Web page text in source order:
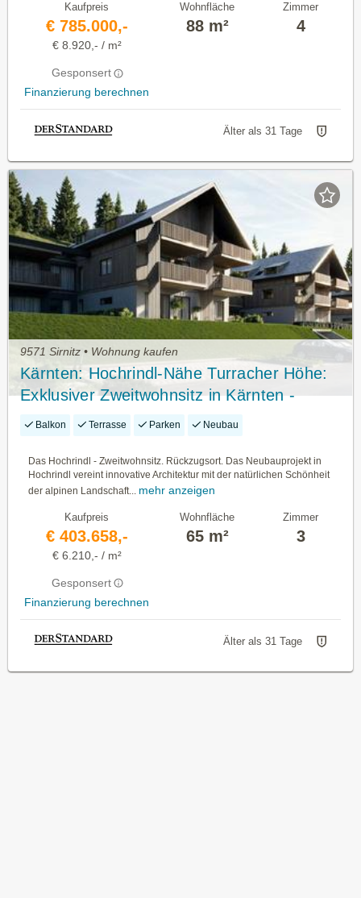
Kaufpreis
€ 785.000,-
€ 8.920,- / m²
Gesponsert
Finanzierung berechnen
Wohnfläche
88 m²
Zimmer
4
Älter als 31 Tage
9571 Sirnitz • Wohnung kaufen
Kärnten: Hochrindl-Nähe Turracher Höhe:
Exklusiver Zweitwohnsitz in Kärnten -
Schneesicher auf 1.600 M Seehöhe!
Balkon Terrasse Parken Neubau
Das Hochrindl - Zweitwohnsitz. Rückzugsort. Das Neubauprojekt in
Hochrindl vereint innovative Architektur mit der natürlichen Schönheit
der alpinen Landschaft... mehr anzeigen
Kaufpreis
€ 403.658,-
€ 6.210,- / m²
Gesponsert
Finanzierung berechnen
Wohnfläche
65 m²
Zimmer
3
Älter als 31 Tage